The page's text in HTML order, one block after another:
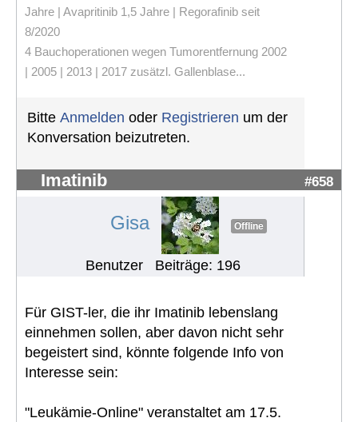
Jahre | Avapritinib 1,5 Jahre | Regorafinib seit
8/2020
4 Bauchoperationen wegen Tumorentfernung 2002
| 2005 | 2013 | 2017 zusätzl. Gallenblase...
Bitte Anmelden oder Registrieren um der
Konversation beizutreten.
Imatinib #658
Gisa Offline
Benutzer Beiträge: 196
Für GIST-ler, die ihr Imatinib lebenslang
einnehmen sollen, aber davon nicht sehr
begeistert sind, könnte folgende Info von
Interesse sein:
"Leukämie-Online" veranstaltet am 17.5.